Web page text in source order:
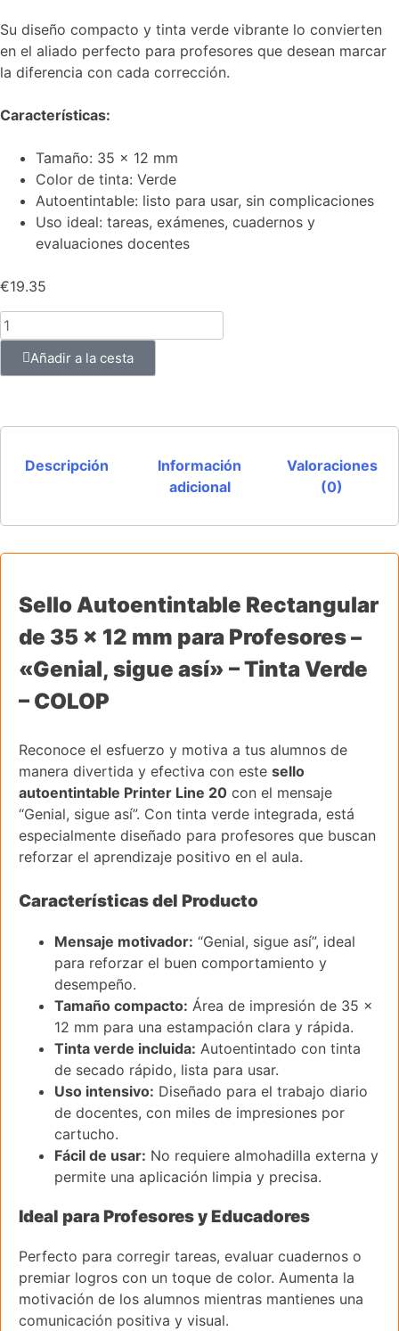
Su diseño compacto y tinta verde vibrante lo convierten
en el aliado perfecto para profesores que desean marcar
la diferencia con cada corrección.
Características:
Tamaño: 35 x 12 mm
Color de tinta: Verde
Autoentintable: listo para usar, sin complicaciones
Uso ideal: tareas, exámenes, cuadernos y
evaluaciones docentes
€19.35
Añadir a la cesta
Descripción
Información
adicional
Valoraciones
(0)
Sello Autoentintable Rectangular
de 35 x 12 mm para Profesores –
«Genial, sigue así» – Tinta Verde
– COLOP
Reconoce el esfuerzo y motiva a tus alumnos de
manera divertida y efectiva con este sello
autoentintable Printer Line 20 con el mensaje
“Genial, sigue así”. Con tinta verde integrada, está
especialmente diseñado para profesores que buscan
reforzar el aprendizaje positivo en el aula.
Características del Producto
Mensaje motivador: “Genial, sigue así”, ideal
para reforzar el buen comportamiento y
desempeño.
Tamaño compacto: Área de impresión de 35 x
12 mm para una estampación clara y rápida.
Tinta verde incluida: Autoentintado con tinta
de secado rápido, lista para usar.
Uso intensivo: Diseñado para el trabajo diario
de docentes, con miles de impresiones por
cartucho.
Fácil de usar: No requiere almohadilla externa y
permite una aplicación limpia y precisa.
Ideal para Profesores y Educadores
Perfecto para corregir tareas, evaluar cuadernos o
premiar logros con un toque de color. Aumenta la
motivación de los alumnos mientras mantienes una
comunicación positiva y visual.